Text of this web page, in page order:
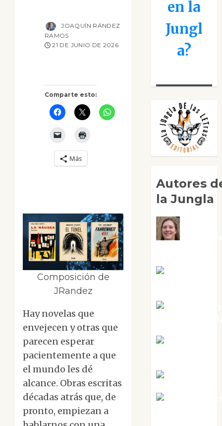
Comparte esto:
Más
JOAQUÍN RÁNDEZ
RAMOS
21 DE JUNIO DE 2026
Composición de
JRandez
Hay novelas que
envejecen y otras que
parecen esperar
pacientemente a que
el mundo les dé
alcance. Obras escritas
décadas atrás que, de
pronto, empiezan a
en la
Jungl
a?
Autores
la Jungla